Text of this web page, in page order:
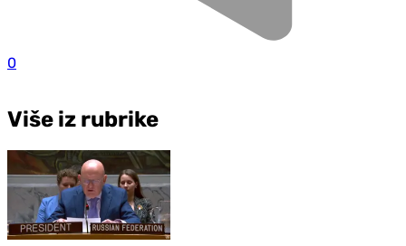
0
Više iz rubrike